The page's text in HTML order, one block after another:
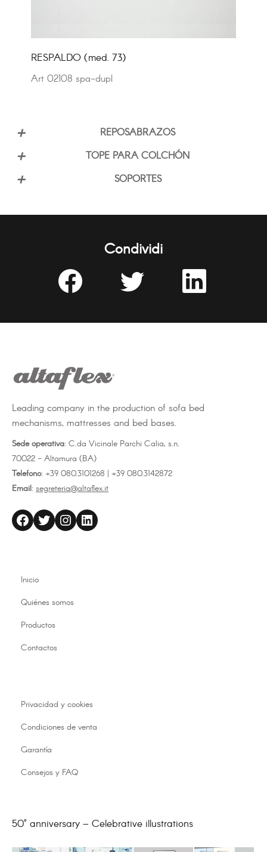
RESPALDO (med. 73)
Art 02108 spa-dupl
REPOSABRAZOS
TOPE PARA COLCHÓN
SOPORTES
SOPORTE DE FIJACIÓN
Condividi
Share
Facebook
Share
Twitter
Share
LinkedIn
Leading company in the production of sofa bed
mechanisms, mattresses and bed bases.
Sede operativa: C.da Vicinale Parchi Calia, s.n.
70022 - Altamura (BA)
Telefono: +39 080.3101268 | +39 080.3142872
Email: segreteria@altaflex.it
altaflex Twitter Instagram LinkedIn
Inicio
Quiénes somos
Productos
Contactos
Privacidad y cookies
Condiciones de venta
Garantía
Consejos y FAQ
50° anniversary – Celebrative illustrations